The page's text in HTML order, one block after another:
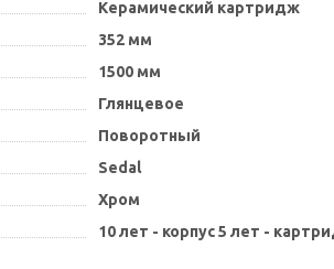
Керамический картридж
352 мм
1500 мм
Глянцевое
Поворотный
Sedal
Хром
10 лет - корпус 5 лет -